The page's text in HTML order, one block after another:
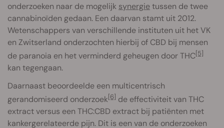
onderzoeken naar de mogelijk synergietussen de twee
cannabinoïden gedaan. Een daarvan stamt uit 2012.
Wetenschappers van verschillende instituten uit het VK
en Zwitserland onderzochten hierbij of CBD bij mensen
de paranoia en het verminderd geheugen door THC[5]
kan tegengaan.
Daarnaast beoordeelde een multicentrisch
gerandomiseerd onderzoek[6] de effectiviteit van THC
extract versus een THC:CBD extract bij patiënten met
kankergerelateerde pijn. Dit is een van de onderzoeken